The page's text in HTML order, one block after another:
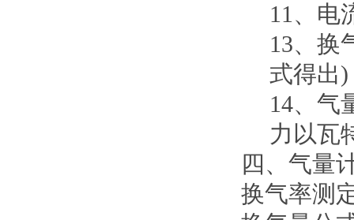
11、电
13、换
式得出)
14、气
力以瓦
四、气量
换气率测